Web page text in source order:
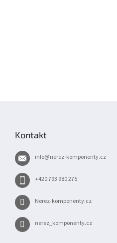
Kontakt
info@nerez-komponenty.cz
+420 793 980 275
Nerez-komponenty.cz
nerez_komponenty.cz